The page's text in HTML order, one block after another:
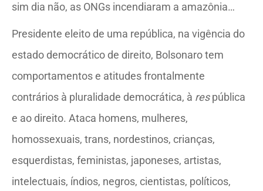
sim dia não, as ONGs incendiaram a amazônia…
Presidente eleito de uma república, na vigência do
estado democrático de direito, Bolsonaro tem
comportamentos e atitudes frontalmente
contrários à pluralidade democrática, à respública
e ao direito. Ataca homens, mulheres,
homossexuais, trans, nordestinos, crianças,
esquerdistas, feministas, japoneses, artistas,
intelectuais, índios, negros, cientistas, políticos,